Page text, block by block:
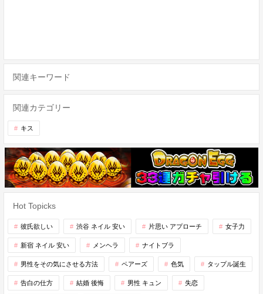
関連キーワード
関連カテゴリー
キス
Hot Topicks
彼氏欲しい 渋谷 ネイル 安い 片思い アプローチ 女子力
新宿 ネイル 安い メンヘラ ナイトブラ
男性をその気にさせる方法 ペアーズ 色気 タップル誕生
告白の仕方 結婚 後悔 男性 キュン 失恋